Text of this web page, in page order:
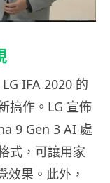
IFA 2020 的
搞作。LG 宣佈
9 Gen 3 AI 處
式，可讓用家
效果。此外，